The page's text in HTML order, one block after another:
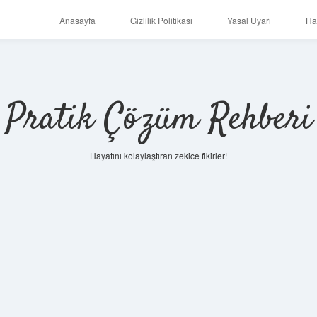
Anasayfa Gizlilik Politikası Yasal Uyarı
Pratik Çözüm Rehberi
Hayatını kolaylaştıran zekice fikirler!